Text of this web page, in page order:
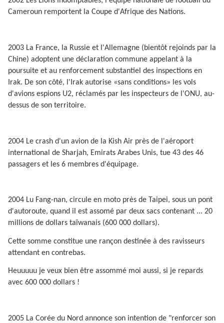
Cameroun remportent la Coupe d'Afrique des Nations.
2003 La France, la Russie et l'Allemagne (bientôt rejoinds par la
Chine) adoptent une déclaration commune appelant à la
poursuite et au renforcement substantiel des inspections en
Irak. De son côté, l'Irak autorise «sans conditions» les vols
d'avions espions U2, réclamés par les inspecteurs de l'ONU, au-
dessus de son territoire.
2004 Le crash d'un avion de la Kish Air près de l'aéroport
international de Sharjah, Emirats Arabes Unis, tue 43 des 46
passagers et les 6 membres d'équipage.
2004 Lu Fang-nan, circule en moto près de Taipei, sous un pont
d'autoroute, quand il est assomé par deux sacs contenant ... 20
millions de dollars taïwanais (600 000 dollars).
Cette somme constitue une rançon destinée à des ravisseurs
attendant en contrebas.
Heuuuuu je veux bien être assommé moi aussi, si je repards
avec 600 000 dollars !
2005 La Corée du Nord annonce son intention de "renforcer son